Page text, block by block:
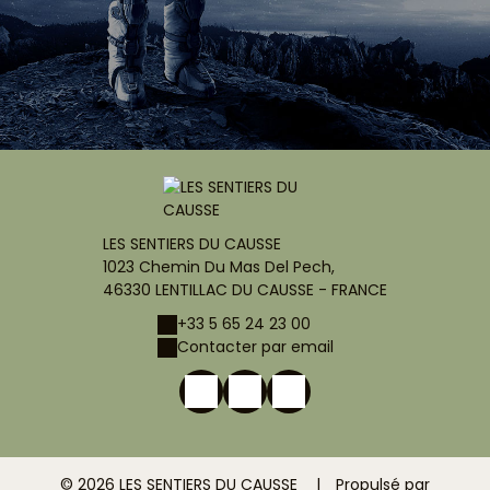
LES SENTIERS DU CAUSSE
1023 Chemin Du Mas Del Pech,
46330 LENTILLAC DU CAUSSE - FRANCE
+33 5 65 24 23 00
Contacter par email
© 2026 LES SENTIERS DU CAUSSE | Propulsé par